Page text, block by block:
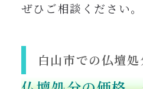
ぜひご相談ください。
白山市での仏壇